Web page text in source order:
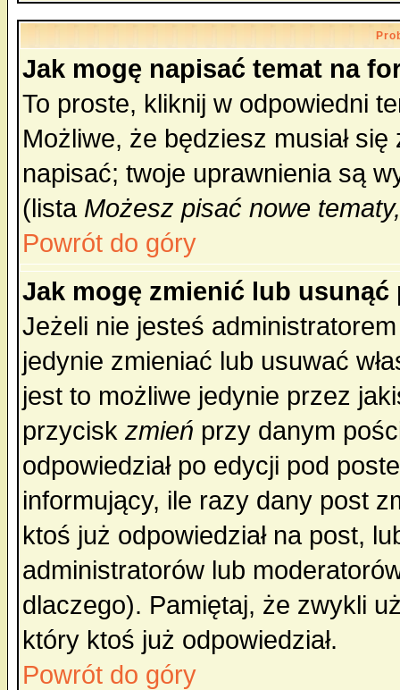
Jak mogę napisać temat na
To proste, kliknij w odpowiedni
Możliwe, że będziesz musiał
napisać; twoje uprawnienia są
(lista Możesz pisać nowe
Powrót do góry
Jak mogę zmienić lub usunąć
Jeżeli nie jesteś
jedynie zmieniać lub usuwać
jest to możliwe jedynie przez
przycisk zmień przy danym
odpowiedział po edycji pod
informujący, ile razy dany post
ktoś już odpowiedział na post,
administratorów lub
dlaczego). Pamiętaj, że zwykli
który ktoś już odpowiedział.
Powrót do góry